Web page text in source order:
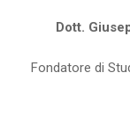
Dott.
Fondatore di